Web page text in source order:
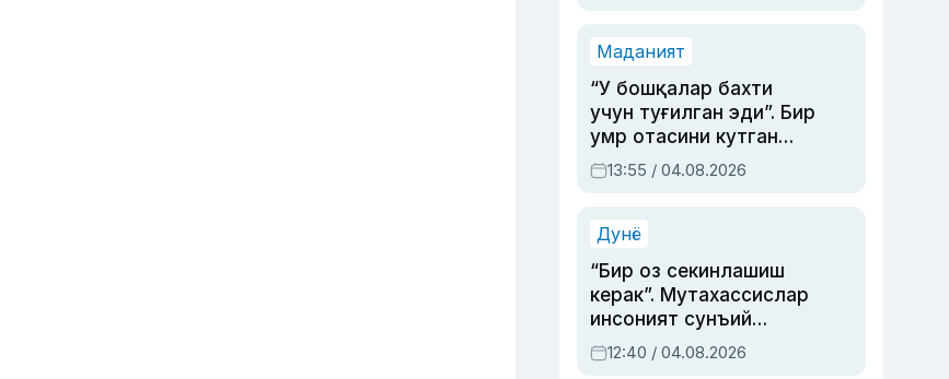
Маданият
“У бошқалар бахти
учун туғилган эди”. Бир
умр отасини кутган
актриса ва дубльяж
устаси Римма
синовларга тўла ҳаёти
13:55 / 04.08.2026
Дунё
“Бир оз секинлашиш
керак”. Мутахассислар
инсоният сунъий
интеллектни бошқара
олмай қолишидан
12:40 / 04.08.2026